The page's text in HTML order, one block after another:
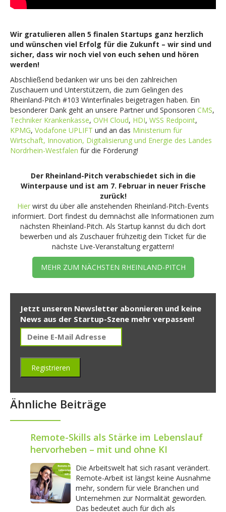
Wir gratulieren allen 5 finalen Startups ganz herzlich
und wünschen viel Erfolg für die Zukunft – wir sind und
sicher, dass wir noch viel von euch sehen und hören
werden!
Abschließend bedanken wir uns bei den zahlreichen
Zuschauern und Unterstützern, die zum Gelingen des
Rheinland-Pitch #103 Winterfinales beigetragen haben. Ein
besonderer Dank geht an unsere Partner und Sponsoren CMS,
Techniker Krankenkasse, OVH Cloud, HDI, WSS Redpoint,
KPMG, Vodafone UPLIFT und an das Ministerium für
Wirtschaft, Innovation, Digitalisierung und Energie des Landes
Nordrhein-Westfalen für die Förderung!
Der Rheinland-Pitch verabschiedet sich in die
Winterpause und ist am 7. Februar in neuer Frische
zurück!
Hier wirst du über alle anstehenden Rheinland-Pitch-Events
informiert. Dort findest du demnächst alle Informationen zum
nächsten Rheinland-Pitch. Als Startup kannst du dich dort
bewerben und als Zuschauer frühzeitig dein Ticket für die
nächste Live-Veranstaltung ergattern!
MEHR ZUM NÄCHSTEN RHEINLAND-PITCH
Jetzt unseren Newsletter abonnieren und keine
News aus der Startup-Szene mehr verpassen!
Ähnliche Beiträge
Remote-Skills als Stärke im Lebenslauf
hervorheben – mit und ohne KI
Die Arbeitswelt hat sich rasant verändert.
Remote-Arbeit ist längst keine Ausnahme
mehr, sondern für viele Branchen und
Unternehmen zur Normalität geworden.
Das bedeutet auch für dich als